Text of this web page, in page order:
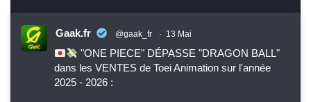
Gaak.fr @gaak_fr · 13 Mai
"ONE PIECE" DÉPASSE "DRAGON BALL"
dans les VENTES de Toei Animation sur l'année
2025 - 2026 :